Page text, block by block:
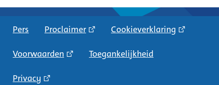
Pers Proclaimer Cookieverklaring
Voorwaarden Toegankelijkheid
Privacy